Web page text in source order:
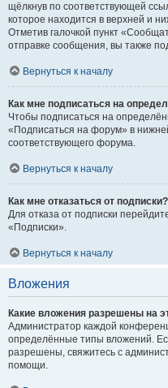
щёлкнув по соответствующей
которое находится в верхней и
Отметив галочкой пункт
отправке сообщения, вы также
Вернуться к началу
Как мне подписаться на
Чтобы подписаться на
«Подписаться на форум» в
соответствующего форума.
Вернуться к началу
Как мне отказаться от подписки?
Для отказа от подписки
«Подписки».
Вернуться к началу
Вложения
Какие вложения разрешены на
Администратор каждой
определённые типы вложений.
разрешены, свяжитесь с
помощи.